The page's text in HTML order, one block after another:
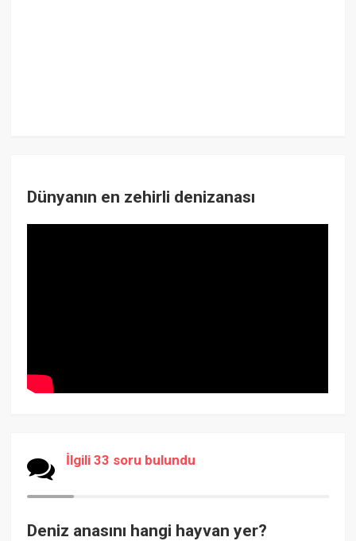
Dünyanın en zehirli denizanası
İlgili 33 soru bulundu
Deniz anasını hangi hayvan yer?